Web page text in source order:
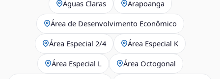
Águas Claras Arapoanga
Área de Desenvolvimento Econômico
Área Especial 2/4 Área Especial K
Área Especial L Área Octogonal